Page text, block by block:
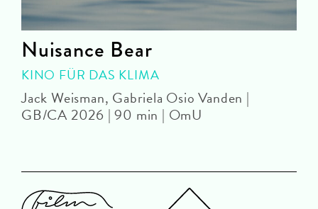
Nuisance Bear
KINO FÜR DAS KLIMA
Jack Weisman, Gabriela Osio Vanden |
GB/CA 2026 | 90 min | OmU